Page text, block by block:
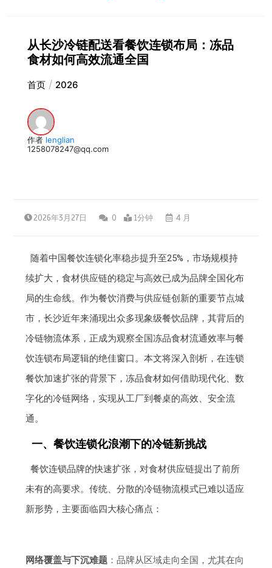
从长沙冷链配送看餐饮连锁布局：冻品
食材如何高效流通全国
首页 2026
作者 lenglian
1258078247@qq.com
2026年3月27日 0 1分钟 4 月
随着中国餐饮连锁化率稳步提升至25%，市场规模持
续扩大，食材供应链的稳定与高效已成为品牌全国化布
局的生命线。作为餐饮消费与供应链创新的重要节点城
市，长沙近年来涌现出众多现象级餐饮品牌，其背后的
冷链物流体系，正成为观察全国冻品食材流通效率与餐
饮连锁布局逻辑的绝佳窗口。本文将深入剖析，在连锁
餐饮加速扩张的背景下，冻品食材如何借助现代化、数
字化的冷链网络，实现从工厂到餐桌的高效、安全流
通。
一、餐饮连锁化浪潮下的冷链新挑战
餐饮连锁品牌的快速扩张，对食材供应链提出了前所
未有的高要求。传统、分散的冷链物流模式已难以适应
新形势，主要面临四大核心痛点：
网络覆盖与下沉难题 ：品牌从区域走向全国，尤其在向